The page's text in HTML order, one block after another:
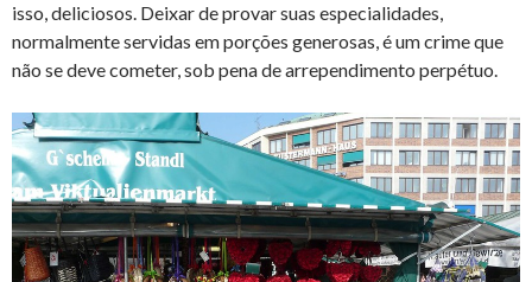
isso, deliciosos. Deixar de provar suas especialidades,
normalmente servidas em porções generosas, é um crime que
não se deve cometer, sob pena de arrependimento perpétuo.